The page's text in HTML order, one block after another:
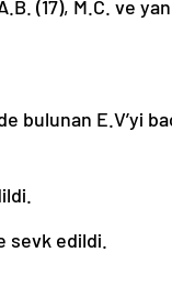
(17), M.C. ve
bulunan E.V’yi
sevk edildi.